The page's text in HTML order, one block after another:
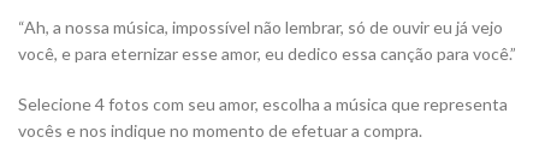
“Ah, a nossa música, impossível não lembrar, só de ouvir eu já vejo
você, e para eternizar esse amor, eu dedico essa canção para você.”
Selecione 4 fotos com seu amor, escolha a música que representa
vocês e nos indique no momento de efetuar a compra.